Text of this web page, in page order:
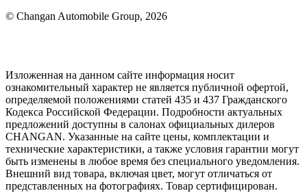
© Changan Automobile Group, 2026
Изложенная на данном сайте информация носит
ознакомительный характер не является публичной офертой,
определяемой положениями статей 435 и 437 Гражданского
Кодекса Российской Федерации. Подробности актуальных
предложений доступны в салонах официальных дилеров
CHANGAN. Указанные на сайте цены, комплектации и
технические характеристики, а также условия гарантии могут
быть изменены в любое время без специального уведомления.
Внешний вид товара, включая цвет, могут отличаться от
представленных на фотографиях. Товар сертифицирован.